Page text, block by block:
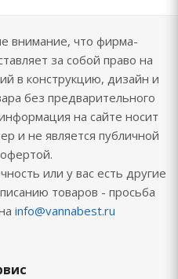
внимание, что фирма-
за собой право на
в конструкцию, дизайн и
без предварительного
на сайте носит
и не является публичной
офертой.
или у вас есть другие
товаров - просьба
info@vannabest.ru